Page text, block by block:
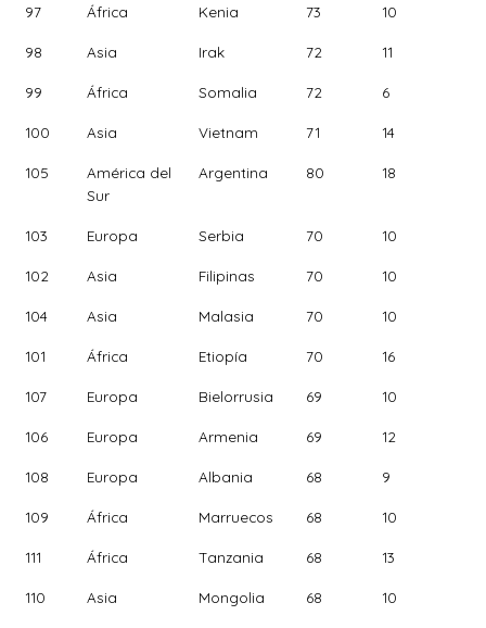
97 África Kenia 73 10
98 Asia Irak 72 11
99 África Somalia 72 6
100 Asia Vietnam 71 14
105
América del
Sur
Argentina 80 18
103 Europa Serbia 70 10
102 Asia Filipinas 70 10
104 Asia Malasia 70 10
101 África Etiopía 70 16
107 Europa Bielorrusia 69 10
106 Europa Armenia 69 12
108 Europa Albania 68 9
109 África Marruecos 68 10
111 África Tanzania 68 13
110 Asia Mongolia 68 10